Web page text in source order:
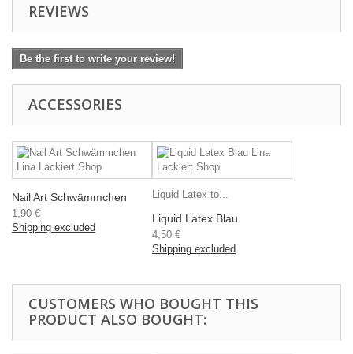
REVIEWS
Be the first to write your review!
ACCESSORIES
Nail Art Schwämmchen
1,90 €
Shipping excluded
Liquid Latex to...
Liquid Latex Blau
4,50 €
Shipping excluded
CUSTOMERS WHO BOUGHT THIS
PRODUCT ALSO BOUGHT: